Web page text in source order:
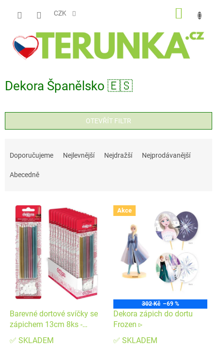
CZK
Dekora Španělsko 🇪🇸
OTEVŘÍT FILTR
a
ů
Doporučujeme Nejlevnější Nejdražší Nejprodávanější
Abecedně
d
u
k
Barevné dortové svíčky se
zápichem 13cm 8ks -
Dekora
✅ SKLADEM
Akce
302 Kč –69 %
Dekora zápich do dortu
Frozen ▹
✅ SKLADEM